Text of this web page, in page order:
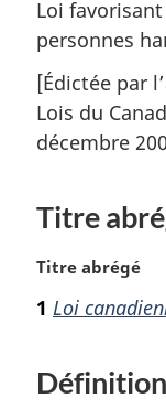
Loi
personnes
[Édictée par
Lois du
décembre
Titre
N
t
a
Titre abrégé
1 Loi